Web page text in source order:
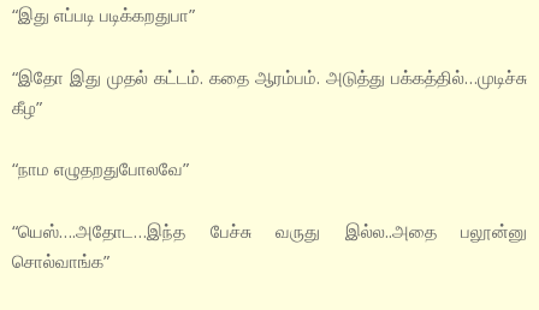
“இது எப்படி படிக்கறதுபா”
“இதோ இது முதல் கட்டம். கதை ஆரம்பம். அடுத்து பக்கத்தில்…முடிச்சு
கீழ”
“நாம எழுதறதுபோலவே”
“யெஸ்….அதோட…இந்த பேச்சு வருது இல்ல..அதை பலூன்னு
சொல்வாங்க”